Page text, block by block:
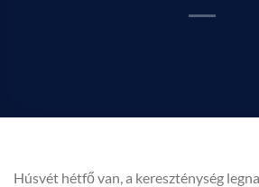
Húsvét hétfő van, a kereszténység